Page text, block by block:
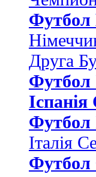
Футбол
Друга
Футбол
Футбол
Італія
Футбол